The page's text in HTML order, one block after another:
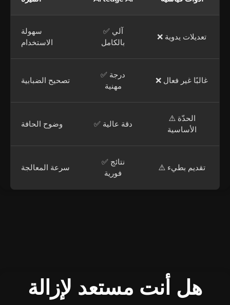
سهولة
الاستخدام
✅ آلي
بالكامل
❌ تعديلات يدوية
تصحيح الضبابية
✅ درجة
مهنية
❌ غالبًا غير فعال
وضوح الحافة ✅ دقة عالية
⚠️ الحدّة
الأساسية
سرعة المعالجة
✅ نتائج
فورية
⚠️ تقديم بطيء
هل أنت مستعد لإزالة